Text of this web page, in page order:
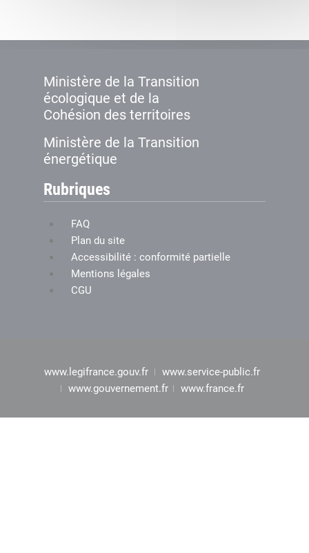
Ministère de la Transition
écologique et de la
Cohésion des territoires
Ministère de la Transition
énergétique
Rubriques
FAQ
Plan du site
Accessibilité : conformité partielle
Mentions légales
CGU
www.legifrance.gouv.fr
www.service-public.fr
www.gouvernement.fr
www.france.fr